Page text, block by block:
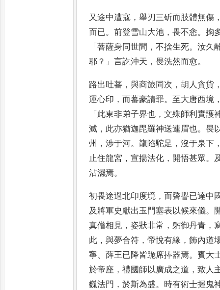
又途中遭寇 ，舉刃三斫而肢體無傷
而已。前登雪山大池 ，畏不悆。掬
「菩薩身同世間 ，不捨生死。汝久
耶 ？」言訖沖天 ，畏洗然而愈。
路出吐蕃 ，與商旅同次 ，胡人貪貨
運心印 ， 而蕃豪請罪。 至大唐西境
「 此東非弟子界也 ，文殊師利實護
滅 ， 此亦猶迦毘羅神送連眉也。畏
州 ，涉于河。龍陷駝足 ，沒于泉下
止住龍宮 ，宣揚法化 ， 開悟甚眾。
沾濕焉。
初畏途過北印度境 ， 而聲譽已達中
及將軍史獻出玉門塞表以候來儀。
真僧相見 ，姿狀非常 ，躬御丹青 ，
此 ，與夢合符 ，帝悅有緣 ，飾內道
寧、薛王已降皆跪席捧器焉。 賓大
於帝座 ，禮國師以廣成之道 ，致人
巍法門 ，於斯為盛。 時有術士握鬼